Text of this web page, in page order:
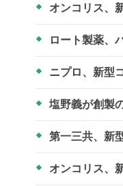
オンコリス、
ロート製薬、
ニプロ、新型
塩野義が創製
第一三共、新
オンコリス、